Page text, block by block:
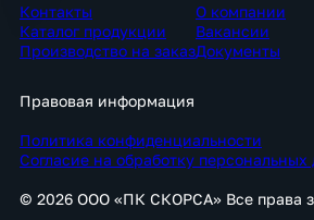
Контакты
Каталог продукции
Производство на заказ
О компании
Вакансии
Документы
Правовая информация
Политика конфиденциальности
Согласие на обработку персональных
© 2026 OOO «ПК СКОРСА» Все права